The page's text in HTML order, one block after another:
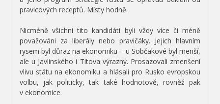
pravicových receptů. Místy hodně.
Nicméně všichni tito kandidáti byli vždy více či méně
považováni za liberály nebo pravičáky. Jejich hlavním
rysem byl důraz na ekonomiku – u Sobčakové byl menší,
ale u Javlinského i Titova výrazný. Prosazovali zmenšení
vlivu státu na ekonomiku a hlásali pro Rusko evropskou
volbu, jak politicky, tak také hodnotově, rovněž pak
v ekonomice.